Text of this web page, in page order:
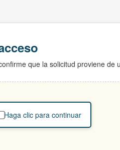
que la solicitud proviene de
Haga clic para continuar